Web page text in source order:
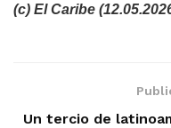
(c) El Caribe
Un tercio de